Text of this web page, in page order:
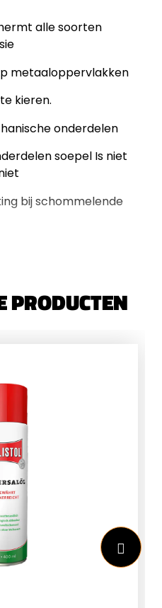
alle soorten
metaaloppervlakken
kieren.
onderdelen
soepel Is niet
bij schommelende
PRODUCTEN